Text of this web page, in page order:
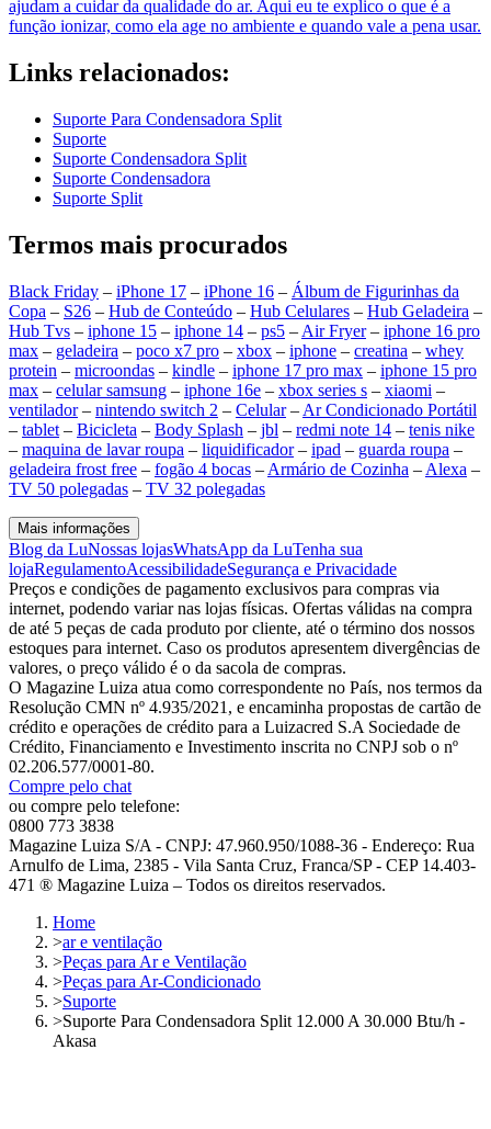
ajudam a cuidar da qualidade do ar. Aqui eu te explico o que é a
função ionizar, como ela age no ambiente e quando vale a pena usar.
Links relacionados:
Suporte Para Condensadora Split
Suporte
Suporte Condensadora Split
Suporte Condensadora
Suporte Split
Termos mais procurados
Black Friday – iPhone 17 – iPhone 16 – Álbum de Figurinhas da
Copa – S26 – Hub de Conteúdo – Hub Celulares – Hub Geladeira –
Hub Tvs – iphone 15 – iphone 14 – ps5 – Air Fryer– iphone 16 pro
max – geladeira – poco x7 pro – xbox – iphone – creatina – whey
protein – microondas – kindle – iphone 17 pro max – iphone 15 pro
max – celular samsung – iphone 16e – xbox series s – xiaomi –
ventilador– nintendo switch 2 – Celular– Ar Condicionado Portátil
– tablet – Bicicleta – Body Splash – jbl – redmi note 14 – tenis nike
– maquina de lavar roupa – liquidificador– ipad – guarda roupa –
geladeira frost free – fogão 4 bocas – Armário de Cozinha – Alexa –
TV 50 polegadas – TV 32 polegadas
Mais informações
Blog da LuNossas lojasWhatsApp da LuTenha sua
lojaRegulamentoAcessibilidadeSegurança e Privacidade
Preços e condições de pagamento exclusivos para compras via
internet, podendo variar nas lojas físicas. Ofertas válidas na compra
de até 5 peças de cada produto por cliente, até o término dos nossos
estoques para internet. Caso os produtos apresentem divergências de
valores, o preço válido é o da sacola de compras.
O Magazine Luiza atua como correspondente no País, nos termos da
Resolução CMN nº 4.935/2021, e encaminha propostas de cartão de
crédito e operações de crédito para a Luizacred S.A Sociedade de
Crédito, Financiamento e Investimento inscrita no CNPJ sob o nº
02.206.577/0001-80.
Compre pelo chat
ou compre pelo telefone:
0800 773 3838
Magazine Luiza S/A - CNPJ: 47.960.950/1088-36 - Endereço: Rua
Arnulfo de Lima, 2385 - Vila Santa Cruz, Franca/SP - CEP 14.403-
471 ® Magazine Luiza – Todos os direitos reservados.
Home
>ar e ventilação
>Peças para Ar e Ventilação
>Peças para Ar-Condicionado
>Suporte
>Suporte Para Condensadora Split 12.000 A 30.000 Btu/h -
Akasa